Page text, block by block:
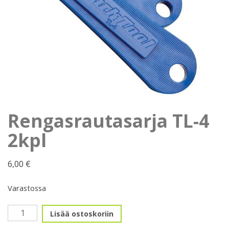
Rengasrautasarja TL-4
2kpl
6,00 €
Varastossa
Rengasrautasarja
TL-
Lisää ostoskoriin